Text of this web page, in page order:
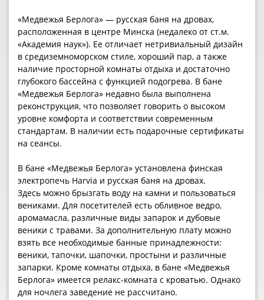
«Медвежья Берлога» — русская баня на дровах,
расположенная в центре Минска (недалеко от ст.м.
«Академия наук»). Ее отличает нетривиальный дизайн
в средиземноморском стиле, хороший пар, а также
наличие просторной комнаты отдыха и достаточно
глубокого бассейна с функцией подогрева. В бане
«Медвежья Берлога» недавно была выполнена
реконструкция, что позволяет говорить о высоком
уровне комфорта и соответствии современным
стандартам. В наличии есть подарочные сертификаты
на сеансы.
В бане «Медвежья Берлога» установлена финская
электропечь Наrvia и русская баня на дровах.
Здесь можно брызгать воду на камни и пользоваться
вениками. Для посетителей есть обливное ведро,
аромамасла, различные виды запарок и дубовые
веники с травами. За дополнительную плату можно
взять все необходимые банные принадлежности:
веники, тапочки, шапочки, простыни и различные
запарки. Кроме комнаты отдыха, в бане «Медвежья
Берлога» имеется релакс-комната с кроватью. Однако
для ночлега заведение не рассчитано.